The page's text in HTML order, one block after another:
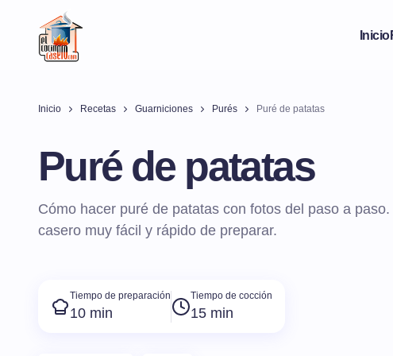
Inicio
Inicio Recetas Guarniciones Purés Puré de patatas
Puré de patatas
Cómo hacer puré de patatas con fotos del paso a
casero muy fácil y rápido de preparar.
Tiempo de preparación
10 min
Tiempo de cocción
15 min